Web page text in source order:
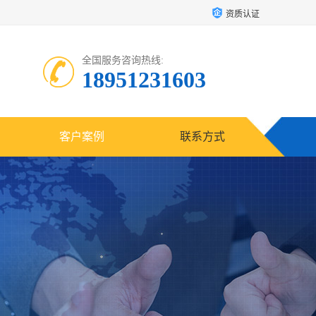
资质认证
全国服务咨询热线:
18951231603
客户案例 联系方式